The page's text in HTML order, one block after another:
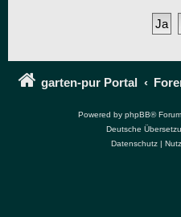
garten-pur Portal
Powered by phpBB®
Deutsche
Datenschutz|